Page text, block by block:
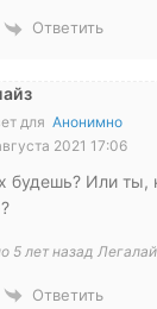
Ответить
для Анонимно
2021 17:06
будешь? Или ты,
5 лет назад
Ответить